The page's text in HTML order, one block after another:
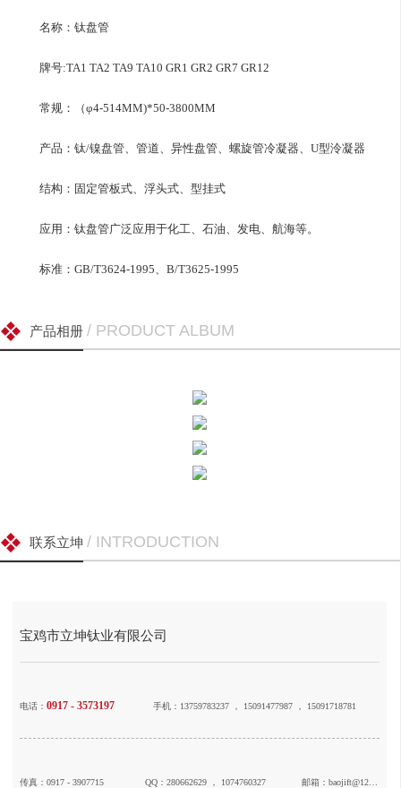
名称：钛盘管
牌号:TA1 TA2 TA9 TA10 GR1 GR2 GR7 GR12
常规：（φ4-514MM)*50-3800MM
产品：钛/镍盘管、管道、异性盘管、螺旋管冷凝器、U型泠凝器
结构：固定管板式、浮头式、型挂式
应用：钛盘管广泛应用于化工、石油、发电、航海等。
标准：GB/T3624-1995、B/T3625-1995
产品相册 / PRODUCT ALBUM
联系立坤 / INTRODUCTION
宝鸡市立坤钛业有限公司
电话： 0917 - 3573197 手机：13759783237 ， 15091477987 ， 15091718781
传真：0917 - 3907715 QQ：280662629 ， 1074760327 邮箱：baojift@126.com